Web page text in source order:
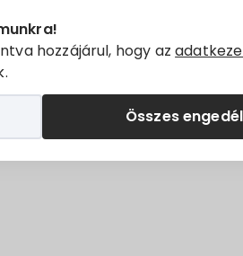
hozzájárul, hogy az
Összes
az úttest egy részét,